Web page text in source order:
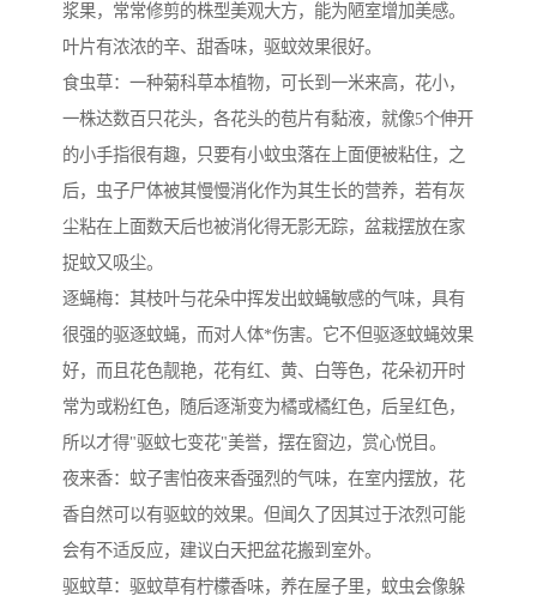
浆果，常常修剪的株型美观大方，能为陋室增加美感。
叶片有浓浓的辛、甜香味，驱蚊效果很好。
食虫草：一种菊科草本植物，可长到一米来高，花小，
一株达数百只花头，各花头的苞片有黏液，就像5个伸开
的小手指很有趣，只要有小蚊虫落在上面便被粘住，之
后，虫子尸体被其慢慢消化作为其生长的营养，若有灰
尘粘在上面数天后也被消化得无影无踪，盆栽摆放在家
捉蚊又吸尘。
逐蝇梅：其枝叶与花朵中挥发出蚊蝇敏感的气味，具有
很强的驱逐蚊蝇，而对人体*伤害。它不但驱逐蚊蝇效果
好，而且花色靓艳，花有红、黄、白等色，花朵初开时
常为或粉红色，随后逐渐变为橘或橘红色，后呈红色，
所以才得"驱蚊七变花"美誉，摆在窗边，赏心悦目。
夜来香：蚊子害怕夜来香强烈的气味，在室内摆放，花
香自然可以有驱蚊的效果。但闻久了因其过于浓烈可能
会有不适反应，建议白天把盆花搬到室外。
驱蚊草：驱蚊草有柠檬香味，养在屋子里，蚊虫会像躲